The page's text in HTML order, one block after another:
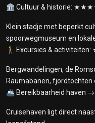
🏛️ Cultuur & historie:
Klein stadje met beperkt
spoorwegmuseum en
🚶 Excursies &
Bergwandelingen, de
Raumabanen, fjordtochten
🚢 Bereikbaarheid
Cruisehaven ligt direct